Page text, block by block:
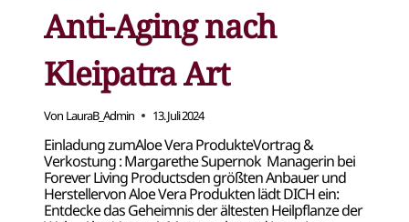
Anti-Aging nach
Kleipatra Art
Von LauraB_Admin 13. Juli 2024
Einladung zumAloe Vera ProdukteVortrag &
Verkostung : Margarethe Supernok Managerin bei
Forever Living Productsden größten Anbauer und
Herstellervon Aloe Vera Produkten lädt DICH ein:
Entdecke das Geheimnis der ältesten Heilpflanze der